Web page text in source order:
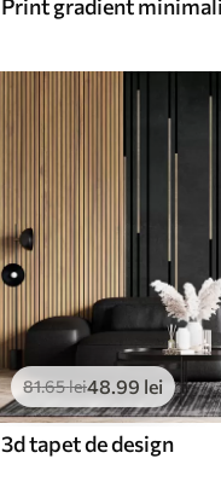
81.65lei48.99 lei
3d tapet de design